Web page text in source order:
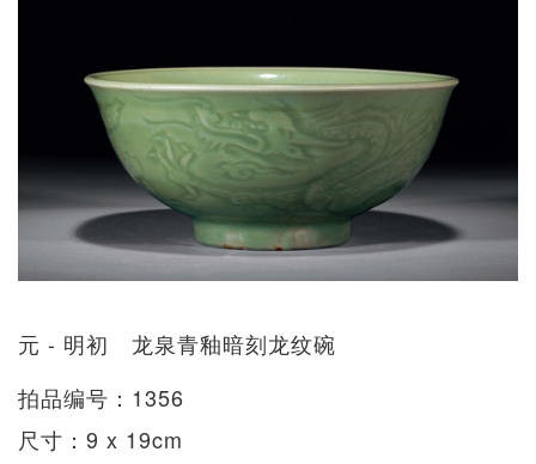
元 - 明初 龙泉青釉暗刻龙纹碗
拍品编号：1356
尺寸：9 x 19cm